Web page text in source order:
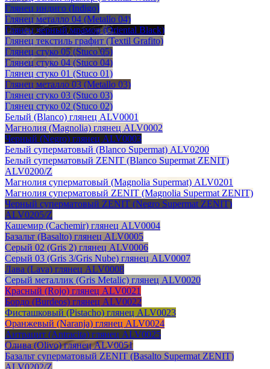
Глянец индиго (Indigo)
Глянец металло 04 (Metallo 04)
Глянец черный мрамор (Oriental Black)
Глянец текстиль графит (Textil Grafito)
Глянец стуко 05 (Stuco 05)
Глянец стуко 04 (Stuco 04)
Глянец стуко 01 (Stuco 01)
Глянец металло 03 (Metallo 03)
Глянец стуко 03 (Stuco 03)
Глянец стуко 02 (Stuco 02)
Белый (Blanco) глянец ALV0001
Магнолия (Magnolia) глянец ALV0002
Черный (Negro) глянец ALV0003
Белый суперматовый (Blanco Supermat) ALV0200
Белый суперматовый ZENIT (Blanco Supermat ZENIT)
ALV0200/Z
Магнолия суперматовый (Magnolia Supermat) ALV0201
Магнолия суперматовый ZENIT (Magnolia Supermat ZENIT)
Черный суперматовый ZENIT (Negro Supermat ZENIT)
ALV0205/Z
Кашемир (Cachemir) глянец ALV0004
Базальт (Basalto) глянец ALV0005
Серый 02 (Gris 2) глянец ALV0006
Серый 03 (Gris 3/Gris Nube) глянец ALV0007
Лава (Lava) глянец ALV0008
Серый металлик (Gris Metalic) глянец ALV0020
Красный (Rojo) глянец ALV0021
Бордо (Burdeos) глянец ALV0022
Фисташковый (Pistacho) глянец ALV0023
Оранжевый (Naranja) глянец ALV0024
Антрацит (Antracita) глянец ALV0025
Олива (Olivo) глянец ALV0051
Базальт суперматовый ZENIT (Basalto Supermat ZENIT)
ALV0202/Z